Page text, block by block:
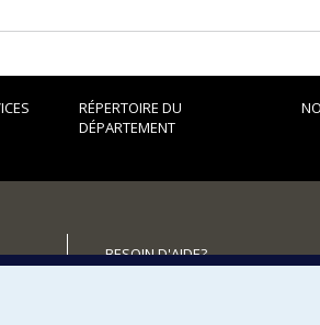
RÉPERTOIRE DU
DÉPARTEMENT
BESOIN D'AIDE?